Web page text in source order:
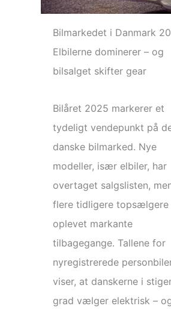
Bilmarkedet i Danmark
Elbilerne dominerer – og
bilsalget skifter gear
Bilåret 2025 markerer et
tydeligt vendepunkt på
danske bilmarked. Nye
modeller, især elbiler, har
overtaget salgslisten,
flere tidligere topsælgere
oplevet markante
tilbagegange. Tallene for
nyregistrerede
viser, at danskerne i
grad vælger elektrisk –